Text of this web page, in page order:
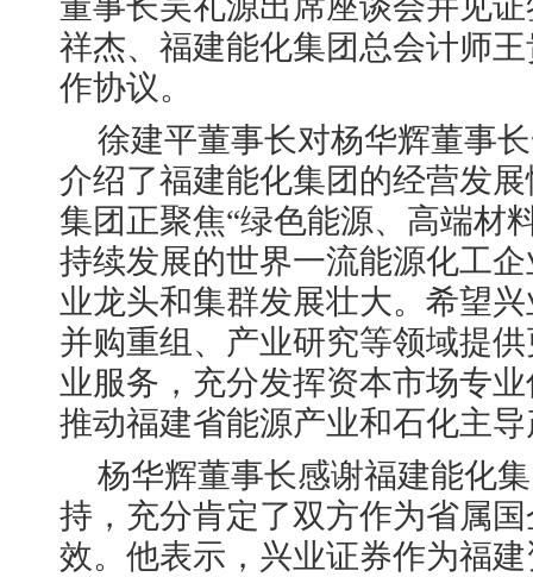
祥杰、福建能化集团总会计师
作协议。
徐建平董事长对杨华辉董事
介绍了福建能化集团的经营发
集团正聚焦“绿色能源、高端材
持续发展的世界一流能源化工
业龙头和集群发展壮大。希望
并购重组、产业研究等领域提
业服务，充分发挥资本市场专
推动福建省能源产业和石化主
杨华辉董事长感谢福建能化
持，充分肯定了双方作为省属
效。他表示，兴业证券作为福